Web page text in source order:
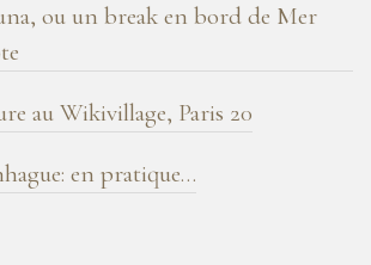
ou un break en bord de Mer
au Wikivillage, Paris 20
en pratique…